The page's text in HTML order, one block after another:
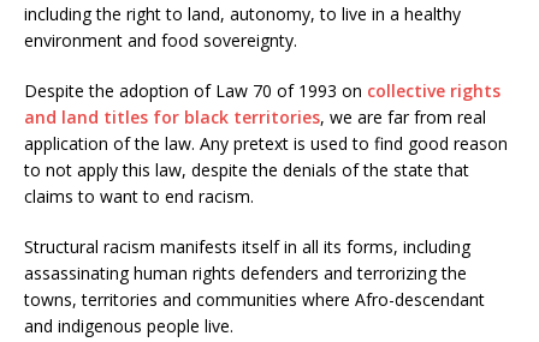
including the right to land, autonomy, to live in a healthy
environment and food sovereignty.
Despite the adoption of Law 70 of 1993 on collective rights
and land titles for black territories, we are far from real
application of the law. Any pretext is used to find good reason
to not apply this law, despite the denials of the state that
claims to want to end racism.
Structural racism manifests itself in all its forms, including
assassinating human rights defenders and terrorizing the
towns, territories and communities where Afro-descendant
and indigenous people live.